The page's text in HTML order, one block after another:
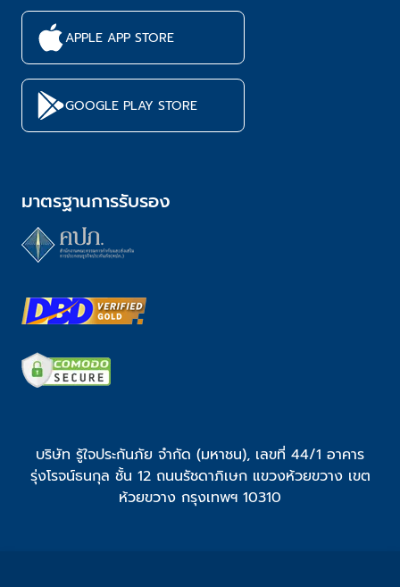
APPLE APP STORE
GOOGLE PLAY STORE
มาตรฐานการรับรอง
บริษัท รู้ใจประกันภัย จำกัด (มหาชน), เลขที่ 44/1 อาคาร
รุ่งโรจน์ธนกุล ชั้น 12 ถนนรัชดาภิเษก แขวงห้วยขวาง เขต
ห้วยขวาง กรุงเทพฯ 10310